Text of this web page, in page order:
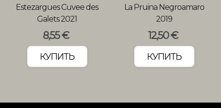
Estezargues Cuvee des
Galets 2021
8,55 €
КУПИТЬ
La Pruina Negroamaro
2019
12,50 €
КУПИТЬ